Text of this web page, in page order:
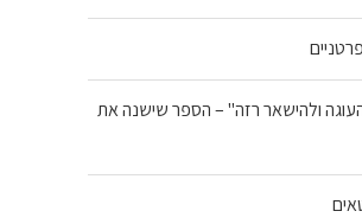
ולהישאר רזה" – הספר שישנה את